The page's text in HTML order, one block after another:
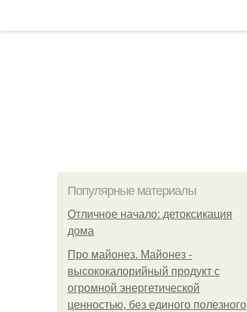
Популярные материалы
Отличное начало: детоксикация
дома
Про майонез. Майонез -
высококалорийный продукт с
огромной энергетической
ценностью, без единого полезного